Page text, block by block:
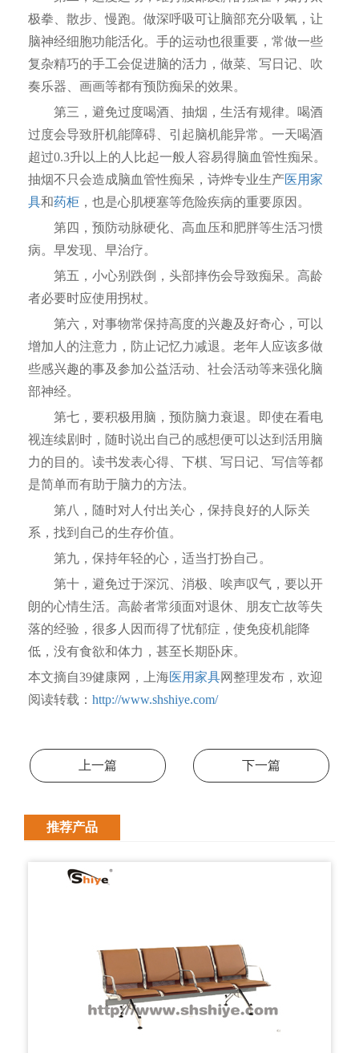
极拳、散步、慢跑。做深呼吸可让脑部充分吸氧，让
脑神经细胞功能活化。手的运动也很重要，常做一些
复杂精巧的手工会促进脑的活力，做菜、写日记、吹
奏乐器、画画等都有预防痴呆的效果。
第三，避免过度喝酒、抽烟，生活有规律。喝酒
过度会导致肝机能障碍、引起脑机能异常。一天喝酒
超过0.3升以上的人比起一般人容易得脑血管性痴呆。
抽烟不只会造成脑血管性痴呆，诗烨专业生产医用家
具和药柜 ，也是心肌梗塞等危险疾病的重要原因。
第四，预防动脉硬化、高血压和肥胖等生活习惯
病。早发现、早治疗。
第五，小心别跌倒，头部摔伤会导致痴呆。高龄
者必要时应使用拐杖。
第六，对事物常保持高度的兴趣及好奇心，可以
增加人的注意力，防止记忆力减退。老年人应该多做
些感兴趣的事及参加公益活动、社会活动等来强化脑
部神经。
第七，要积极用脑，预防脑力衰退。即使在看电
视连续剧时，随时说出自己的感想便可以达到活用脑
力的目的。读书发表心得、下棋、写日记、写信等都
是简单而有助于脑力的方法。
第八，随时对人付出关心，保持良好的人际关
系，找到自己的生存价值。
第九，保持年轻的心，适当打扮自己。
第十，避免过于深沉、消极、唉声叹气，要以开
朗的心情生活。高龄者常须面对退休、朋友亡故等失
落的经验，很多人因而得了忧郁症，使免疫机能降
低，没有食欲和体力，甚至长期卧床。
本文摘自39健康网，上海医用家具网整理发布，欢迎
阅读转载： http://www.shshiye.com/
上一篇 下一篇
推荐产品